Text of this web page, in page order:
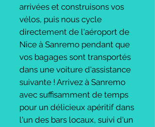
arrivées et construisons vos
vélos, puis nous cycle
directement de l'aéroport de
Nice à Sanremo pendant que
vos bagages sont transportés
dans une voiture d'assistance
suivante ! Arrivez à Sanremo
avec suffisamment de temps
pour un délicieux apéritif dans
l'un des bars locaux, suivi d'un